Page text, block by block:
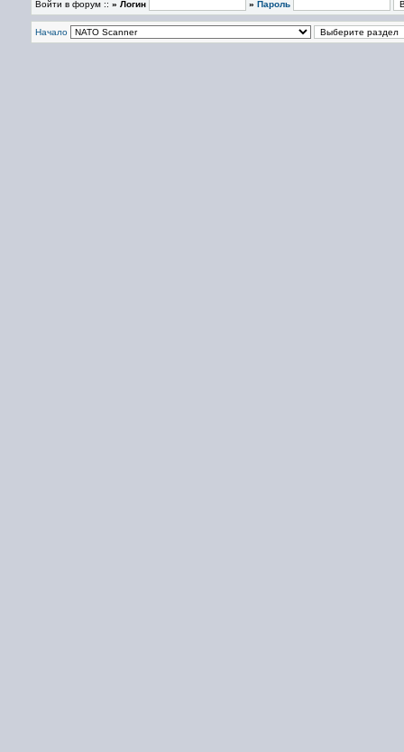
Войти в форум :: » Логин » Пароль
Начало